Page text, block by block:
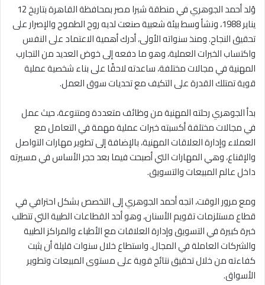
وُلد أحمد الجوهري في منطقة شبرا مصر بمحافظة القاهرة بتاريخ 12
يناير 1988، ونشأ وسط بيئة شعبية صنعت لديه روح الطموح والإصرار على
تحقيق النجاح. ومنذ سنواته الأولى، أدرك أهمية الاعتماد على النفس
واكتساب الخبرات العملية، وهو ما دفعه إلى خوض العديد من التجارب
المهنية في مجالات مختلفة، ساعدته لاحقًا على بناء شخصية عملية
قوية تمتلك القدرة على التكيف مع تحديات سوق العمل.
بدأ الجوهري رحلته المهنية من وظائف متعددة ومتنوعة، حيث عمل
في مجالات مختلفة أكسبته خبرات عملية مهمة في التعامل مع
العملاء وإدارة العلاقات المهنية، بالإضافة إلى تطوير مهارات التواصل
والإقناع، وهي المهارات التي أصبحت فيما بعد حجر الأساس في مسيرته
داخل عالم المبيعات والتسويق.
ومع مرور الوقت، اتجه أحمد الجوهري إلى التخصص بشكل احترافي في
قطاع مستلزمات تقويم الأسنان، وهو أحد القطاعات الطبية التي تتطلب
خبرة كبيرة في التسويق وإدارة العلاقات مع الأطباء والمراكز الطبية
والشركات العاملة في المجال. واستطاع خلال سنوات قليلة أن يثبت
كفاءته من خلال تحقيق نتائج قوية على مستوى المبيعات وتطوير
الأسواق.